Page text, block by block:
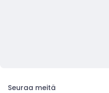
Seuraa meitä